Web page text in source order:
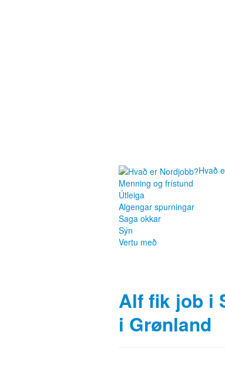
Hvað
Menning og frístund
Útleiga
Algengar spurningar
Saga okkar
Sýn
Vertu með
Alf fik job i
i Grønland